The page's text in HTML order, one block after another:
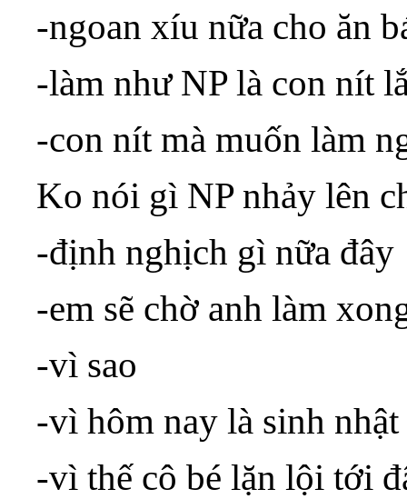
-ngoan xíu nữa cho ăn
-làm như NP là con nít
-con nít mà muốn làm
Ko nói gì NP nhảy lên
-định nghịch gì nữa đây
-em sẽ chờ anh làm
-vì sao
-vì hôm nay là sinh nhật
-vì thế cô bé lặn lội tới